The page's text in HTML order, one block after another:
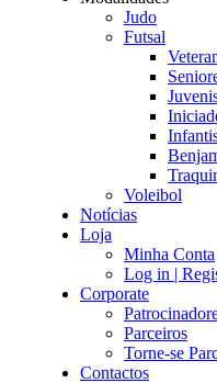
Judo
Futsal
Voleibol
Notícias
Loja
Minha Conta
Log in |
Corporate
Parceiros
Torne-se
Contactos